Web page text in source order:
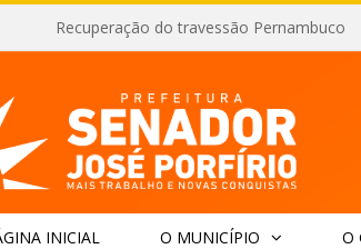
Recuperação do travessão Pernambuco
INICIAL O MUNICÍPIO O